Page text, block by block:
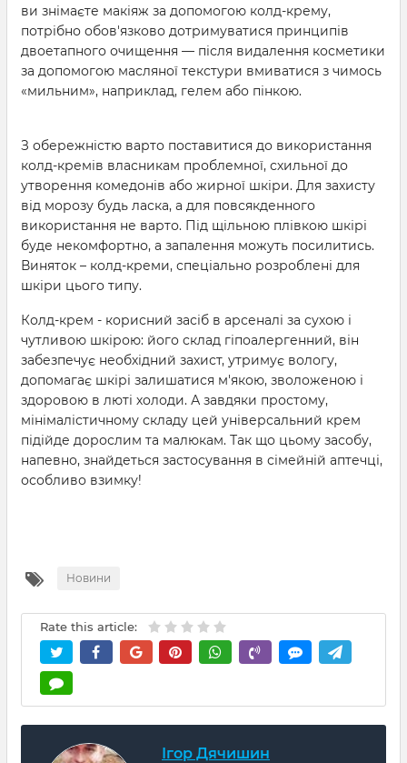
ви знімаєте макіяж за допомогою колд-крему,
потрібно обов'язково дотримуватися принципів
двоетапного очищення — після видалення косметики
за допомогою масляної текстури вмиватися з чимось
«мильним», наприклад, гелем або пінкою.
З обережністю варто поставитися до використання
колд-кремів власникам проблемної, схильної до
утворення комедонів або жирної шкіри. Для захисту
від морозу будь ласка, а для повсякденного
використання не варто. Під щільною плівкою шкірі
буде некомфортно, а запалення можуть посилитись.
Виняток – колд-креми, спеціально розроблені для
шкіри цього типу.
Колд-крем - корисний засіб в арсеналі за сухою і
чутливою шкірою: його склад гіпоалергенний, він
забезпечує необхідний захист, утримує вологу,
допомагає шкірі залишатися м'якою, зволоженою і
здоровою в люті холоди. А завдяки простому,
мінімалістичному складу цей універсальний крем
підійде дорослим та малюкам. Так що цьому засобу,
напевно, знайдеться застосування в сімейній аптечці,
особливо взимку!
Новини
Rate this article:
Ігор Дячишин